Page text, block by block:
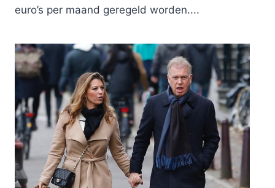
euro’s per maand geregeld worden....